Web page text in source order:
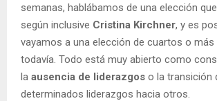
semanas, hablábamos de una elección
según inclusive Cristina Kirchner, y es
vayamos a una elección de cuartos o
todavía. Todo está muy abierto como
la ausencia de liderazgos o la transición
determinados liderazgos hacia otros.